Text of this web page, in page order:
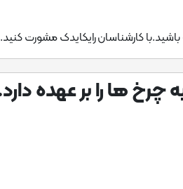
کارشناسان رایکایدک مشورت کنید.